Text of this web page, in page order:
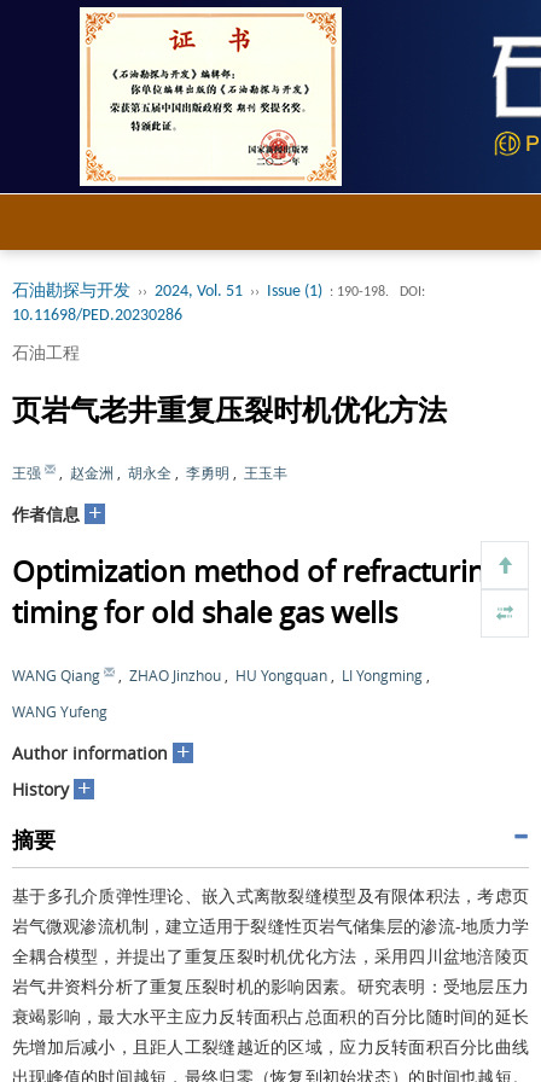
石油勘探与开发 ›› 2024, Vol. 51 ›› Issue (1) : 190-198. DOI:
10.11698/PED.20230286
石油工程
页岩气老井重复压裂时机优化方法
王强 赵金洲 胡永全 李勇明 王玉丰
作者信息 +
Optimization method of refracturing
timing for old shale gas wells
WANG Qiang ZHAO Jinzhou HU Yongquan LI Yongming
WANG Yufeng
Author information +
History +
摘要
基于多孔介质弹性理论、嵌入式离散裂缝模型及有限体积法，考虑页
岩气微观渗流机制，建立适用于裂缝性页岩气储集层的渗流-地质力学
全耦合模型，并提出了重复压裂时机优化方法，采用四川盆地涪陵页
岩气井资料分析了重复压裂时机的影响因素。研究表明：受地层压力
衰竭影响，最大水平主应力反转面积占总面积的百分比随时间的延长
先增加后减小，且距人工裂缝越近的区域，应力反转面积百分比曲线
出现峰值的时间越短，最终归零（恢复到初始状态）的时间也越短。